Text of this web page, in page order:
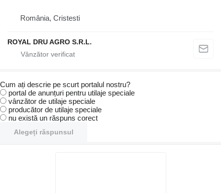
România, Cristesti
ROYAL DRU AGRO S.R.L.
Cum ați descrie pe scurt portalul nostru?
portal de anunțuri pentru utilaje speciale
vânzător de utilaje speciale
producător de utilaje speciale
nu există un răspuns corect
Alegeți răspunsul